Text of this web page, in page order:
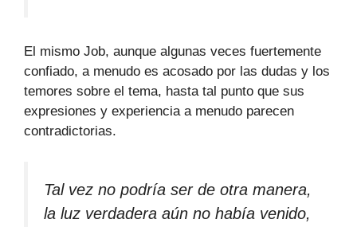
El mismo Job, aunque algunas veces fuertemente
confiado, a menudo es acosado por las dudas y los
temores sobre el tema, hasta tal punto que sus
expresiones y experiencia a menudo parecen
contradictorias.
Tal vez no podría ser de otra manera,
la luz verdadera aún no había venido,